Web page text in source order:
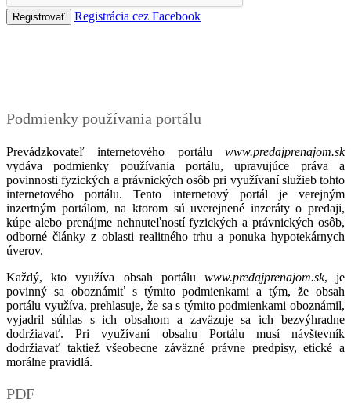
Registrácia cez Facebook
Podmienky používania portálu
Prevádzkovateľ internetového portálu www.predajprenajom.sk
vydáva podmienky používania portálu, upravujúce práva a
povinnosti fyzických a právnických osôb pri využívaní služieb tohto
internetového portálu. Tento internetový portál je verejným
inzertným portálom, na ktorom sú uverejnené inzeráty o predaji,
kúpe alebo prenájme nehnuteľností fyzických a právnických osôb,
odborné články z oblasti realitného trhu a ponuka hypotekárnych
úverov.
Každý, kto využíva obsah portálu www.predajprenajom.sk, je
povinný sa oboznámiť s týmito podmienkami a tým, že obsah
portálu využíva, prehlasuje, že sa s týmito podmienkami oboznámil,
vyjadril súhlas s ich obsahom a zaväzuje sa ich bezvýhradne
dodržiavať. Pri využívaní obsahu Portálu musí návštevník
dodržiavať taktiež všeobecne záväzné právne predpisy, etické a
morálne pravidlá.
PDF